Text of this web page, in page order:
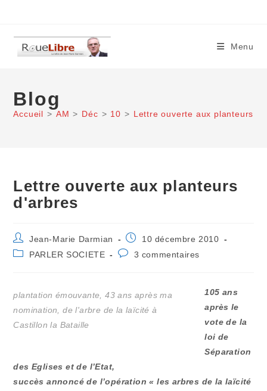
content
Menu
Blog
Accueil > AM > Déc > 10 > Lettre ouverte aux planteurs
Lettre ouverte aux planteurs
d'arbres
Auteur/autrice
de
la
Jean-Marie Darmian
Publication
publiée :
10 décembre 2010
PostPARLER SOCIETE
Commentaires
3 commentaires
plantation émouvante, 43 ans après ma
nomination, de l'arbre de la laïcité à
Castillon la Bataille
105 ans
après le
vote de la
loi de
Séparation
des Eglises et de l’Etat,
succès annoncé de l’opération « les arbres de la laïcité